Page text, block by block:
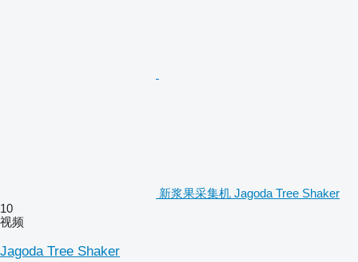
新浆果采集机 Jagoda Tree Shaker
10
视频
Jagoda Tree Shaker